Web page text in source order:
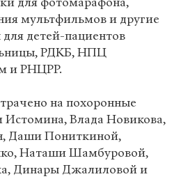
мультфильмов и другие
детей-пациентов
РДКБ, НПЦ
и РНЦРР.
на похоронные
Влада Новикова,
Даши Пониткиной,
Наташи Шамбуровой,
Динары Джалиловой и